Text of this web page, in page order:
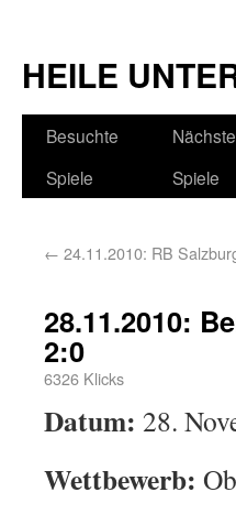
HEILE
Besuchte
Spiele
Nächste
Spiele
← 24.11.2010: RB
28.11.2010:
2:0
6326 Klicks
Datum: 28.
Wettbewerb: